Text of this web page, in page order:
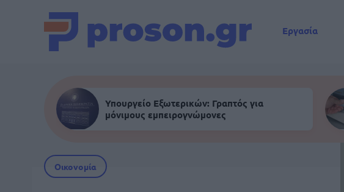
Εργασία
Υπουργείο Εξωτερικών: Γραπτός για
μόνιμους εμπειρογνώμονες
Οικονομία